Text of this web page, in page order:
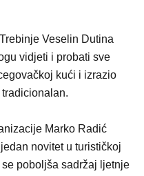
Veselin Dutina
vidjeti i probati sve
kući i izrazio
Marko Radić
novitet u turističkoj
poboljša sadržaj ljetnje